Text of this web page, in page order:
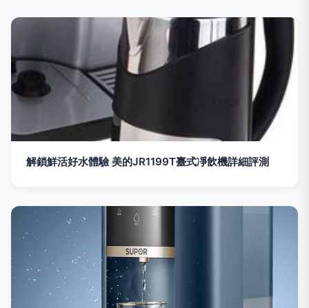
解鎖鮮活好水體驗 美的JR1199T臺式凈飲機詳細評測